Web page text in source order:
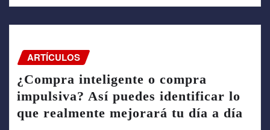
ARTÍCULOS
¿Compra inteligente o compra
impulsiva? Así puedes identificar lo
que realmente mejorará tu día a día